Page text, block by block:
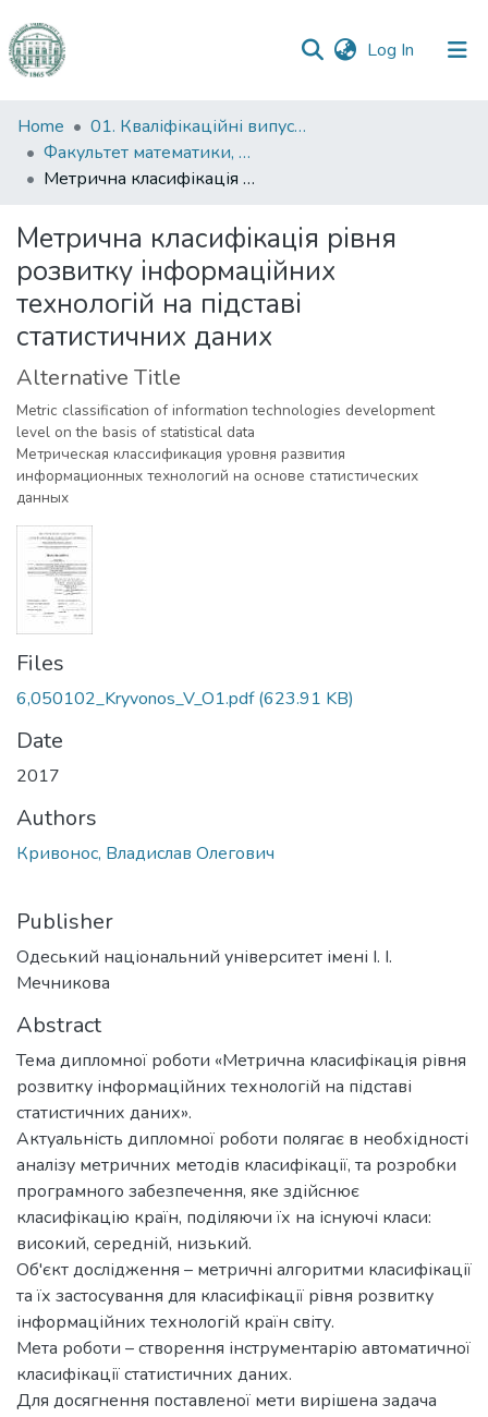
Log In (current)
Communities
&
Collections
Statistics
Home
01. Кваліфікаційні випускні роботи здобувачів вищої освіти
Факультет математики, фізики та інформаційних технологій
Метрична класифікація рівня розвитку інформаційних технологій на підставі статистичних даних
Метрична класифікація рівня
розвитку інформаційних
технологій на підставі
статистичних даних
Alternative Title
Metric classification of information technologies development
level on the basis of statistical data
Метрическая классификация уровня развития
информационных технологий на основе статистических
данных
Files
6,050102_Kryvonos_V_O1.pdf(623.91 KB)
Date
2017
Authors
Кривонос, Владислав Олегович
Publisher
Одеський національний університет імені І. І.
Мечникова
Abstract
Тема дипломної роботи «Метрична класифікація рівня
розвитку інформаційних технологій на підставі
статистичних даних».
Актуальність дипломної роботи полягає в необхідності
аналізу метричних методів класифікації, та розробки
програмного забезпечення, яке здійснює
класифікацію країн, поділяючи їх на існуючі класи:
високий, середній, низький.
Об'єкт дослідження – метричні алгоритми класифікації
та їх застосування для класифікації рівня розвитку
інформаційних технологій країн світу.
Мета роботи – створення інструментарію автоматичної
класифікації статистичних даних.
Для досягнення поставленої мети вирішена задача